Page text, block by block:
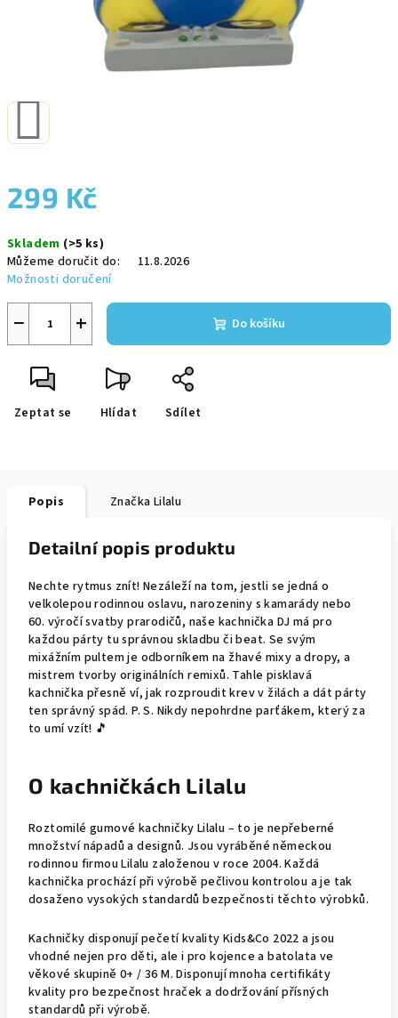
299 Kč
cena:
Skladem (>5 ks)
Můžeme doručit do:
11.8.2026
Možnosti doručení
+
− Do košíku
Zeptat se Hlídat Sdílet
Popis Značka Lilalu
Detailní popis produktu
Nechte rytmus znít! Nezáleží na tom, jestli se jedná o
velkolepou rodinnou oslavu, narozeniny s kamarády nebo
60. výročí svatby prarodičů, naše kachnička DJ má pro
každou párty tu správnou skladbu či beat. Se svým
mixážním pultem je odborníkem na žhavé mixy a dropy, a
mistrem tvorby originálních remixů. Tahle pisklavá
kachnička přesně ví, jak rozproudit krev v žilách a dát párty
ten správný spád. P. S. Nikdy nepohrdne parťákem, který za
to umí vzít! 🎵
O kachničkách Lilalu
Roztomilé gumové kachničky Lilalu – to je nepřeberné
množství nápadů a designů. Jsou vyráběné německou
rodinnou firmou Lilalu založenou v roce 2004. Každá
kachnička prochází při výrobě pečlivou kontrolou a je tak
dosaženo vysokých standardů bezpečnosti těchto výrobků.
Kachničky disponují pečetí kvality Kids&Co 2022 a jsou
vhodné nejen pro děti, ale i pro kojence a batolata ve
věkové skupině 0+ / 36 M. Disponují mnoha certifikáty
kvality pro bezpečnost hraček a dodržování přísných
standardů při výrobě.